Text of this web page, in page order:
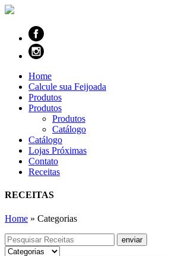
Home
Calcule sua Feijoada
Produtos
Produtos
Produtos
Catálogo
Catálogo
Lojas Próximas
Contato
Receitas
RECEITAS
Home » Categorias